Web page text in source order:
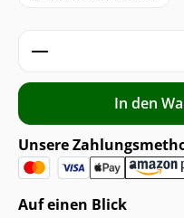
Produkt
In den
Unsere
Auf einen Blick